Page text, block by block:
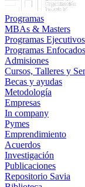
LinkedIn
Programas
MBAs & Masters
Programas Ejecutivos
Programas Enfocados
Admisiones
Cursos, Talleres y
Becas y ayudas
Metodología
Empresas
In company
Pymes
Emprendimiento
Acuerdos
Investigación
Publicaciones
Repositorio Savia